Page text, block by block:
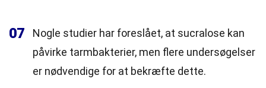
07
Nogle studier har foreslået, at sucralose kan
påvirke tarmbakterier, men flere undersøgelser
er nødvendige for at bekræfte dette.